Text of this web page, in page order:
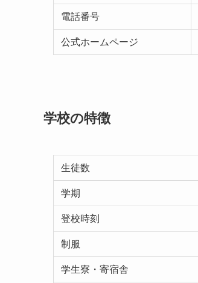
電話番号
公式ホームページ
学校の特徴
生徒数
学期
登校時刻
制服
学生寮・寄宿舎